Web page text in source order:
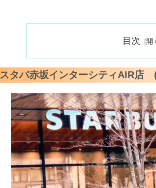
目次
スタバ赤坂インターシティAIR店 (